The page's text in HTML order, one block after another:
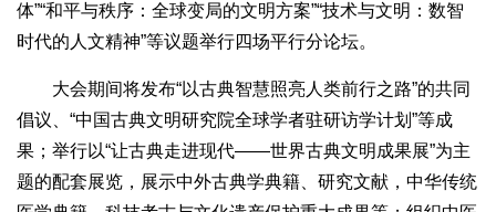
体”“和平与秩序：全球变局的文明方案”“技术与文明：数智
时代的人文精神”等议题举行四场平行分论坛。
大会期间将发布“以古典智慧照亮人类前行之路”的共同
倡议、“中国古典文明研究院全球学者驻研访学计划”等成
果；举行以“让古典走进现代——世界古典文明成果展”为主
题的配套展览，展示中外古典学典籍、研究文献，中华传统